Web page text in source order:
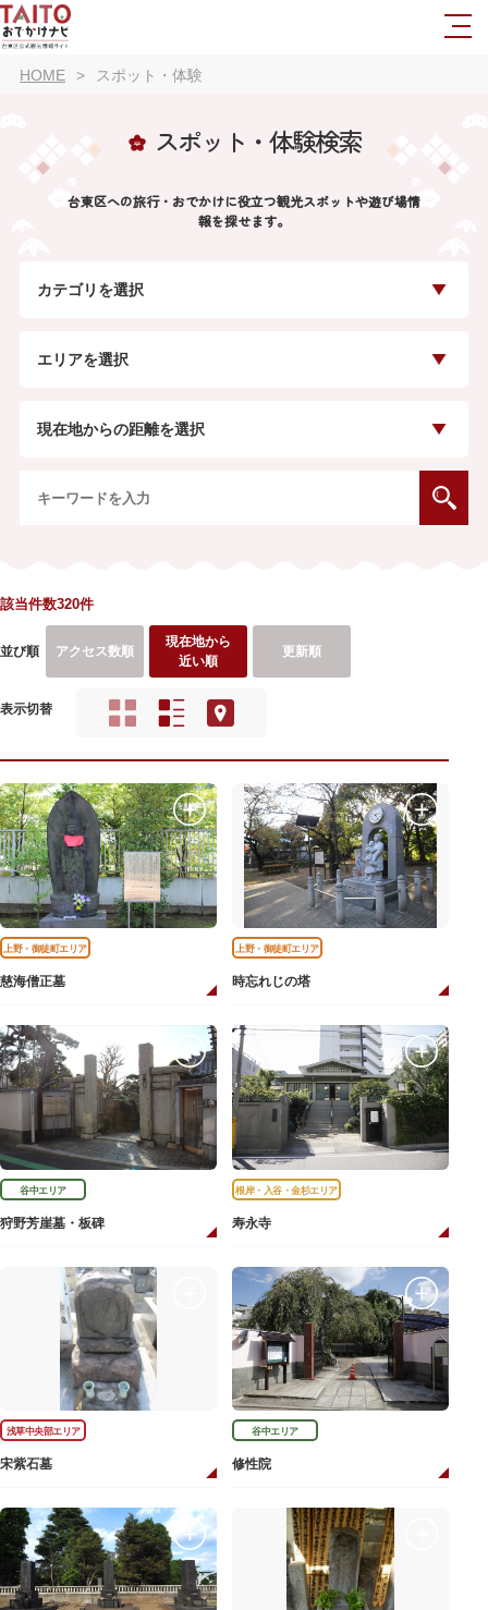
HOME スポット・体験
スポット・体験検索
台東区への旅行・おでかけに役立つ観光スポットや遊び場情
報を探せます。
カテゴリを選択
エリアを選択
現在地からの距離を選択
該当件数320件
並び順 アクセス数順
現在地から
近い順
更新順
表示切替
上野・御徒町エリア
慈海僧正墓
上野・御徒町エリア
時忘れじの塔
谷中エリア
狩野芳崖墓・板碑
根岸・入谷・金杉エリア
寿永寺
浅草中央部エリア
宋紫石墓
谷中エリア
修性院